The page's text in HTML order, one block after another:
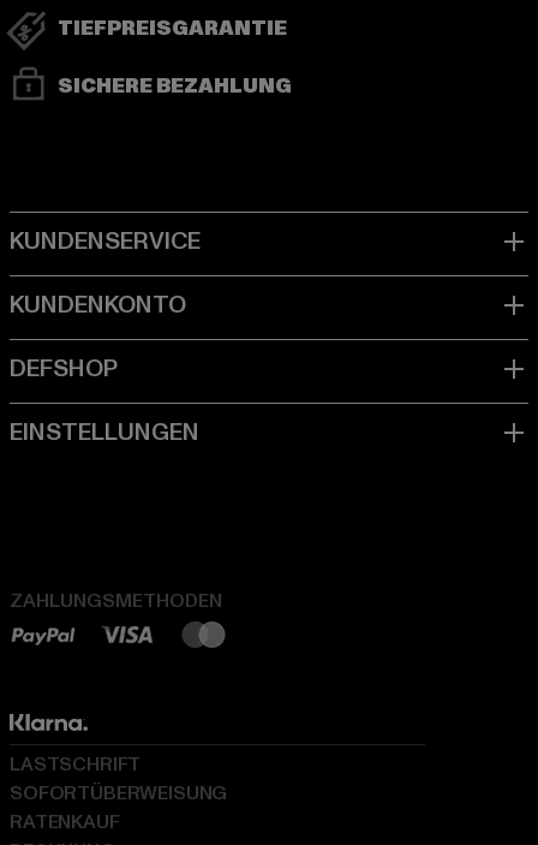
TIEFPREISGARANTIE
SICHERE BEZAHLUNG
ZAHLUNGSMETHODEN
LASTSCHRIFT
SOFORTÜBERWEISUNG
RATENKAUF